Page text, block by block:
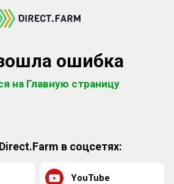
ошибка
на Главную страницу
в соцсетях:
YouTube